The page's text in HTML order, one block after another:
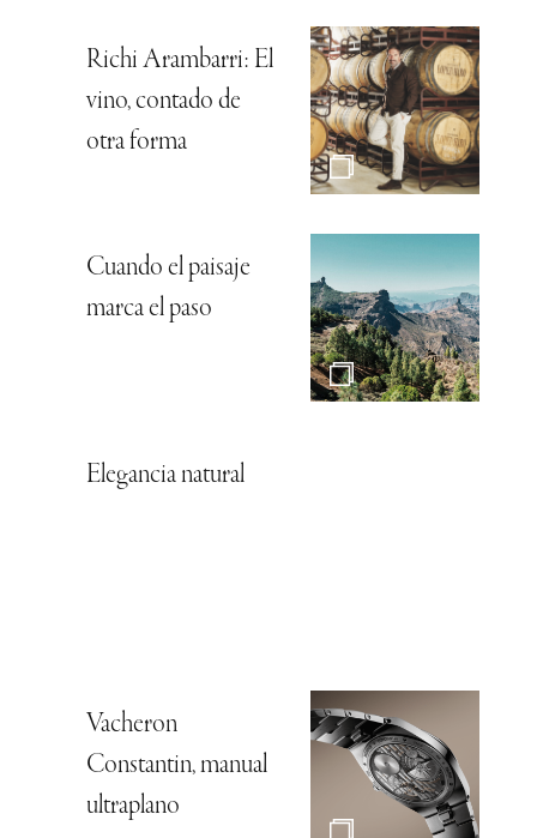
Richi Arambarri: El
vino, contado de
otra forma
Cuando el paisaje
marca el paso
Elegancia natural
Vacheron
Constantin, manual
ultraplano